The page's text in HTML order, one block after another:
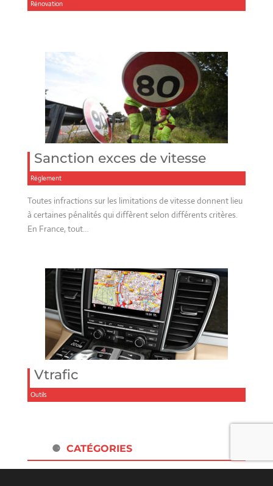
Rénovation
Sanction exces de vitesse
Réglement
Toutes infractions sur les limitations de vitesse donnent lieu
à certaines pénalités qui diffèrent selon différents critères.
En France, tout…
Vtrafic
Outils
CATÉGORIES